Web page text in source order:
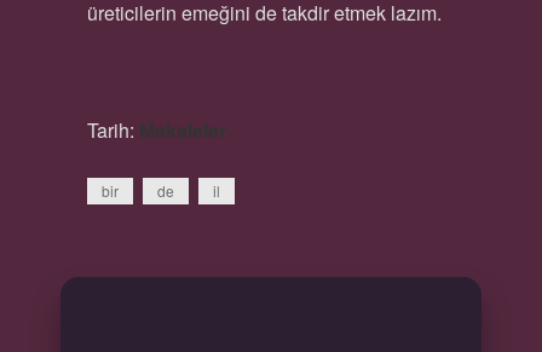
üreticilerin emeğini de takdir etmek lazım.
Tarih: Makaleler
bir de il